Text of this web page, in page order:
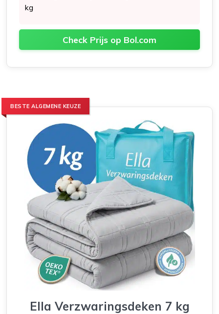
kg
Check Prijs op Bol.com
BESTE ALGEMENE KEUZE
Ella Verzwaringsdeken 7 kg